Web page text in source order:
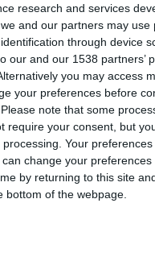
research and services
and our partners may use
through device
our and our 1538 partners’
you may access
your preferences before
Please note that some
require your consent, but
Your
change your
by returning to this site
bottom of the webpage.
la temàtica.I també
està abordada,
tracta d’un llibre
i tindràs accés
continguts.
Subscriu-t’hi